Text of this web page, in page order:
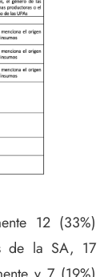
12 (33%)
de la SA, 17